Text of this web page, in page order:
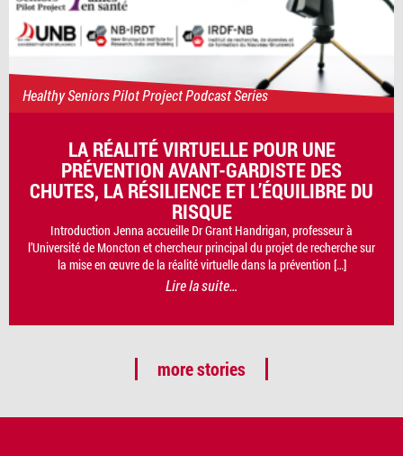
Healthy Seniors Pilot Project Podcast Series
LA RÉALITÉ VIRTUELLE POUR UNE
PRÉVENTION AVANT-GARDISTE DES
CHUTES, LA RÉSILIENCE ET L’ÉQUILIBRE DU
RISQUE
Introduction Jenna accueille Dr Grant Handrigan, professeur à
l’Université de Moncton et chercheur principal du projet de recherche sur
la mise en œuvre de la réalité virtuelle dans la prévention […]
Lire la suite…
more stories